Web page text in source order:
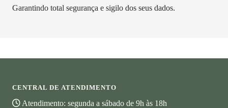
Garantindo total segurança e sigilo dos seus dados.
CENTRAL DE ATENDIMENTO
Atendimento: segunda a sábado de 9h às 18h